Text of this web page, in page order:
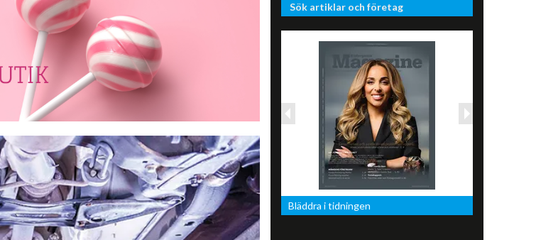
Sök artiklar och företag
Bläddra i tidningen